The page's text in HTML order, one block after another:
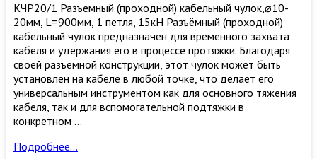
КЧР20/1 Разъемный (проходной) кабельный чулок,⌀10-
20мм, L=900мм, 1 петля, 15кН Разъёмный (проходной)
кабельный чулок предназначен для временного захвата
кабеля и удержания его в процессе протяжки. Благодаря
своей разъёмной конструкции, этот чулок может быть
установлен на кабеле в любой точке, что делает его
универсальным инструментом как для основного тяжения
кабеля, так и для вспомогательной подтяжки в
конкретном …
КЧР20/1
Подробнее…